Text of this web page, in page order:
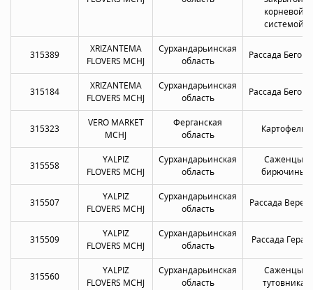
корневой
системой
315389
XRIZANTEMA
FLOVERS MCHJ
Сурхандарьинская
область
Рассада
315184
XRIZANTEMA
FLOVERS MCHJ
Сурхандарьинская
область
Рассада
315323
VERO MARKET
MCHJ
Ферганская
область
Картофель
315558
YALPIZ
FLOVERS MCHJ
Сурхандарьинская
область
Саженцы
бирючины
315507
YALPIZ
FLOVERS MCHJ
Сурхандарьинская
область
Рассада
315509
YALPIZ
FLOVERS MCHJ
Сурхандарьинская
область
Рассада
315560
YALPIZ
FLOVERS MCHJ
Сурхандарьинская
область
Саженцы
тутовника